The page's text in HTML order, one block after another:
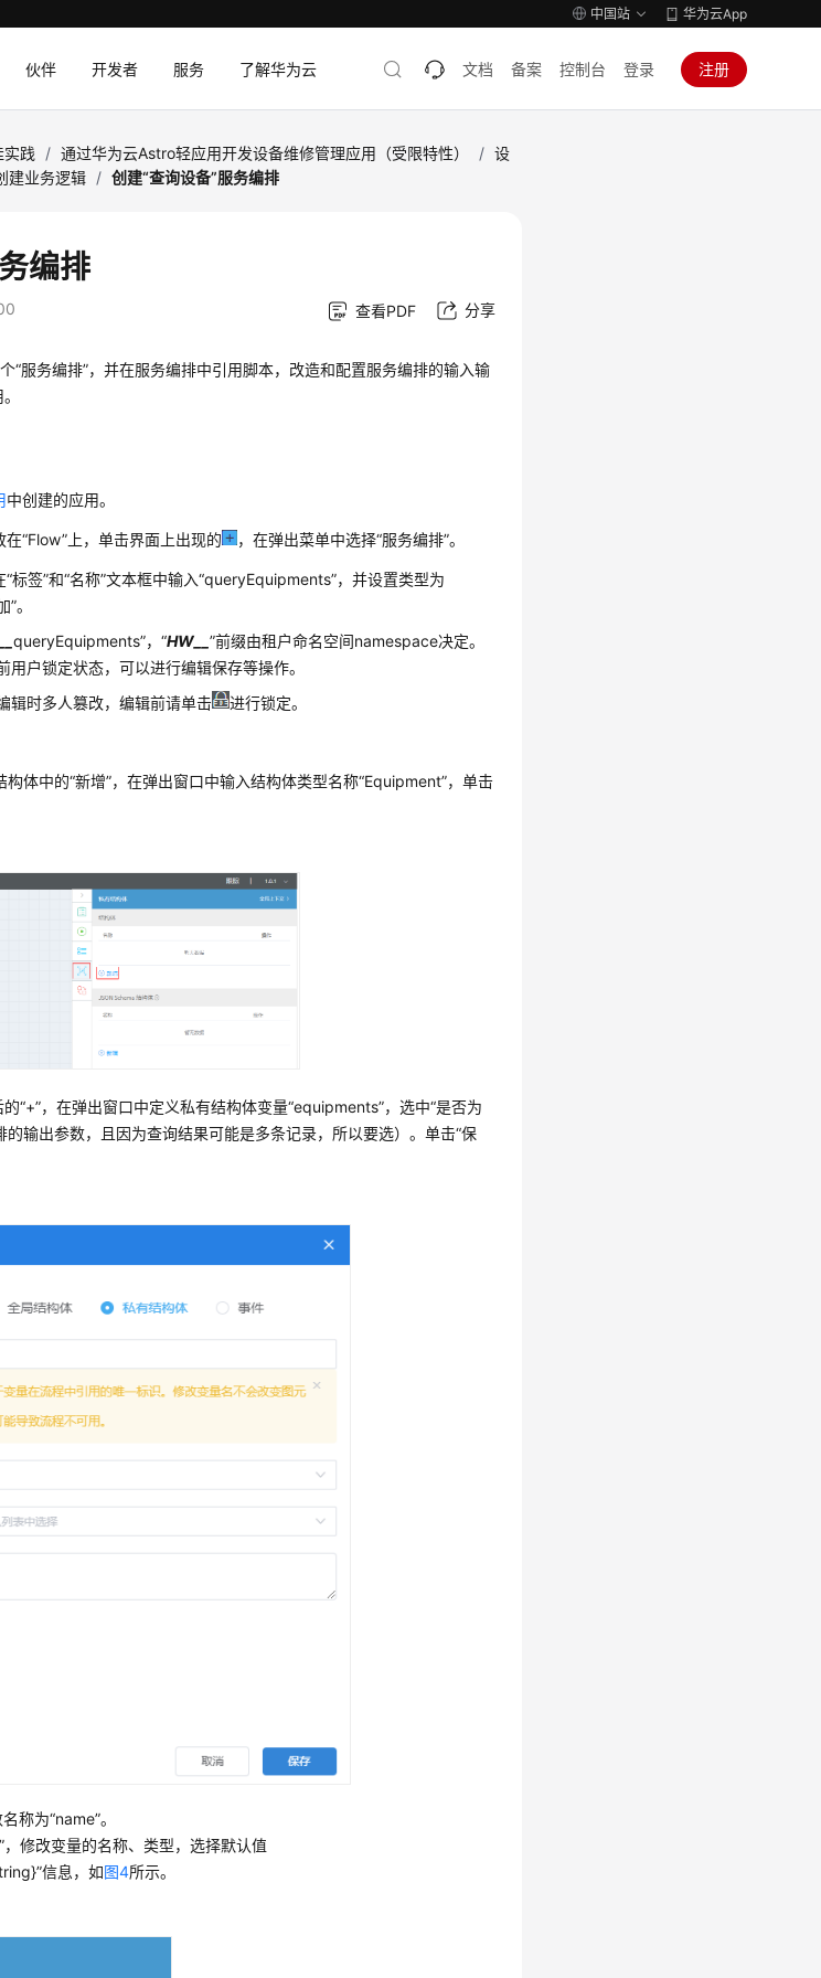
中国站 华为云App
伙伴 开发者 服务 了解华为云 文档 备案 控制台 登录 注册
实践 / 通过华为云Astro轻应用开发设备维修管理应用（受限特性） / 设
建业务逻辑 / 创建“查询设备”服务编排
编排
查看PDF 分享
“服务编排”，并在服务编排中引用脚本，改造和配置服务编排的输入输
中创建的应用。
“Flow”上，单击界面上出现的 ，在弹出菜单中选择“服务编排”。
标签”和“名称”文本框中输入“queryEquipments”，并设置类型为
。
queryEquipments”，“HW__”前缀由租户命名空间namespace决定。
户锁定状态，可以进行编辑保存等操作。
辑时多人篡改，编辑前请单击
进行锁定。
构体中的“新增”，在弹出窗口中输入结构体类型名称“Equipment”，单击
的“+”，在弹出窗口中定义私有结构体变量“equipments”，选中“是否为
的输出参数，且因为查询结果可能是多条记录，所以要选）。单击“保
称为“name”。
，修改变量的名称、类型，选择默认值
信息，如图4所示。